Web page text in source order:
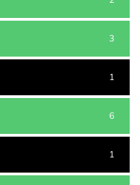
3
1
6
1